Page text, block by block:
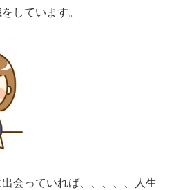
しています。
会っていれば、、、、、人生